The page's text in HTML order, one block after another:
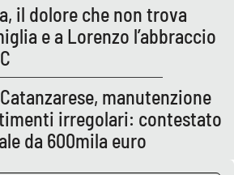
il dolore che non trova
e a Lorenzo l’abbraccio
manutenzione
irregolari: contestato
da 600mila euro